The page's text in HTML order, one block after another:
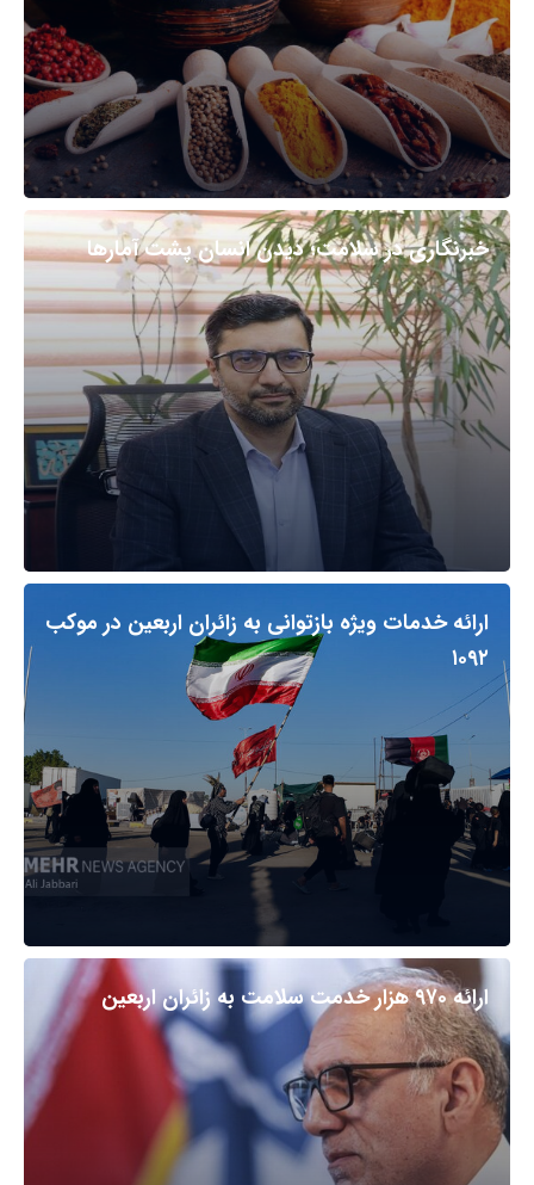
خبرنگاری در سلامت؛ دیدن انسان پشت آمارها
ارائه خدمات ویژه بازتوانی به زائران اربعین در موکب
۱۰۹۲
ارائه ۹۷۰ هزار خدمت سلامت به زائران اربعین